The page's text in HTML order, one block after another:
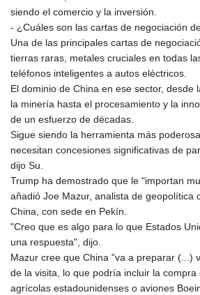
siendo el comercio y la inversión.
- ¿Cuáles son las cartas de negociación
Una de las principales cartas de
tierras raras, metales cruciales en todas
teléfonos inteligentes a autos eléctricos.
El dominio de China en ese sector, desde
la minería hasta el procesamiento y la
de un esfuerzo de décadas.
Sigue siendo la herramienta más
necesitan concesiones significativas de
dijo Su.
Trump ha demostrado que le "importan
añadió Joe Mazur, analista de geopolítica
China, con sede en Pekín.
"Creo que es algo para lo que Estados
una respuesta", dijo.
Mazur cree que China "va a preparar (...)
de la visita, lo que podría incluir la
agrícolas estadounidenses o aviones